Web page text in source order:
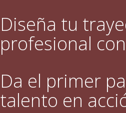
Diseña tu
profesional
Da el primer
talento en